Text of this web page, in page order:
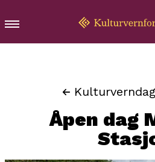
Åpen dag